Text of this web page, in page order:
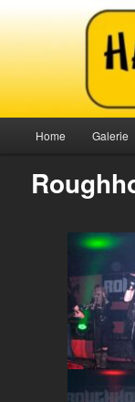
primären
Inhalt
springenHard
Seit 30 Jahren Kult!
Home Galerie